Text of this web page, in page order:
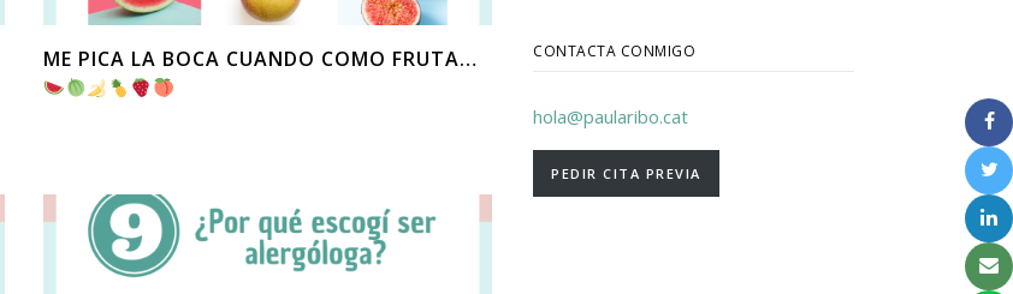
ME PICA LA BOCA CUANDO COMO FRUTA… CONTACTA CONMIGO
hola@paularibo.cat
PEDIR CITA PREVIA